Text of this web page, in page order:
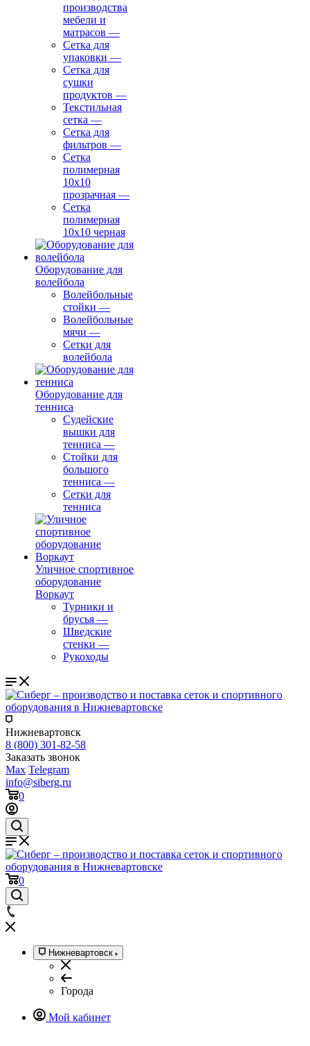
производства
мебели и
матрасов —
Сетка для
упаковки —
Сетка для
сушки
продуктов —
Текстильная
сетка —
Сетка для
фильтров —
Сетка
полимерная
10х10
прозрачная —
Сетка
полимерная
10х10 черная
Оборудование для
волейбола
Волейбольные
стойки —
Волейбольные
мячи —
Сетки для
волейбола
Оборудование для
тенниса
Судейские
вышки для
тенниса —
Стойки для
большого
тенниса —
Сетки для
тенниса
Уличное спортивное
оборудование
Воркаут
Турники и
брусья —
Шведские
стенки —
Рукоходы
Нижневартовск
8 (800) 301-82-58
Заказать звонок
Max Telegram
info@siberg.ru
0
0
Нижневартовск
Города
Мой кабинет